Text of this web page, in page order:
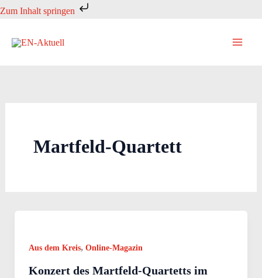
Zum Inhalt springen
Zum
springen
Martfeld-Quartett
Aus dem Kreis, Online-Magazin
Konzert des Martfeld-Quartetts im